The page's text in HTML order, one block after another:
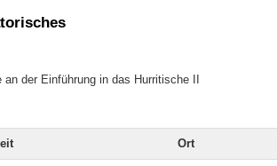
der Einführung in das Hurritische II
Ort